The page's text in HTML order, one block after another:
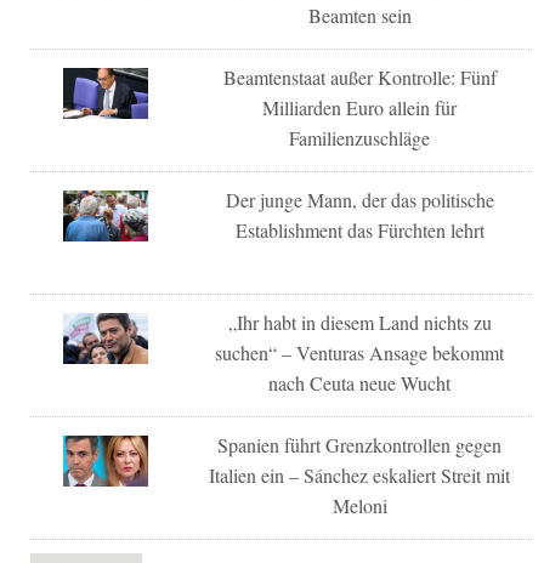
Beamten sein
Beamtenstaat außer Kontrolle: Fünf
Milliarden Euro allein für
Familienzuschläge
Der junge Mann, der das politische
Establishment das Fürchten lehrt
„Ihr habt in diesem Land nichts zu
suchen“ – Venturas Ansage bekommt
nach Ceuta neue Wucht
Spanien führt Grenzkontrollen gegen
Italien ein – Sánchez eskaliert Streit mit
Meloni